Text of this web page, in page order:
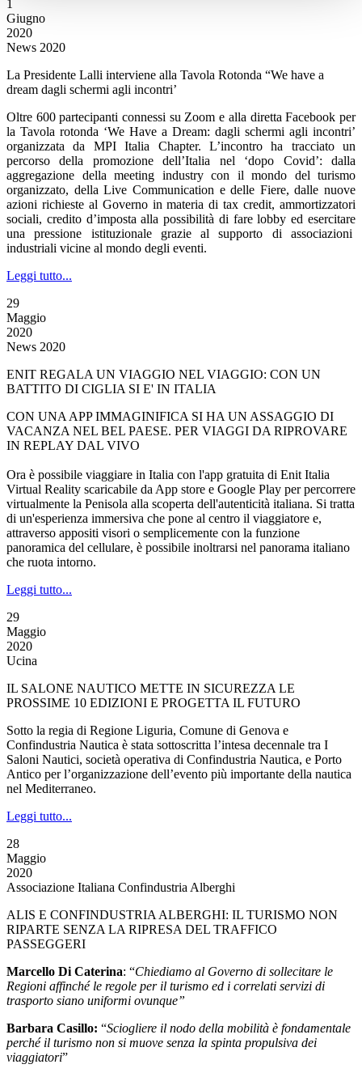
1
Giugno
2020
News 2020
La Presidente Lalli interviene alla Tavola Rotonda “We have a
dream dagli schermi agli incontri’
Oltre 600 partecipanti connessi su Zoom e alla diretta Facebook per
la Tavola rotonda ‘We Have a Dream: dagli schermi agli incontri’
organizzata da MPI Italia Chapter. L’incontro ha tracciato un
percorso della promozione dell’Italia nel ‘dopo Covid’: dalla
aggregazione della meeting industry con il mondo del turismo
organizzato, della Live Communication e delle Fiere, dalle nuove
azioni richieste al Governo in materia di tax credit, ammortizzatori
sociali, credito d’imposta alla possibilità di fare lobby ed esercitare
una pressione istituzionale grazie al supporto di associazioni
industriali vicine al mondo degli eventi.
Leggi tutto...
29
Maggio
2020
News 2020
ENIT REGALA UN VIAGGIO NEL VIAGGIO: CON UN
BATTITO DI CIGLIA SI E' IN ITALIA
CON UNA APP IMMAGINIFICA SI HA UN ASSAGGIO DI
VACANZA NEL BEL PAESE. PER VIAGGI DA RIPROVARE
IN REPLAY DAL VIVO
Ora è possibile viaggiare in Italia con l'app gratuita di Enit Italia
Virtual Reality scaricabile da App store e Google Play per percorrere
virtualmente la Penisola alla scoperta dell'autenticità italiana. Si tratta
di un'esperienza immersiva che pone al centro il viaggiatore e,
attraverso appositi visori o semplicemente con la funzione
panoramica del cellulare, è possibile inoltrarsi nel panorama italiano
che ruota intorno.
Leggi tutto...
29
Maggio
2020
Ucina
IL SALONE NAUTICO METTE IN SICUREZZA LE
PROSSIME 10 EDIZIONI E PROGETTA IL FUTURO
Sotto la regia di Regione Liguria, Comune di Genova e
Confindustria Nautica è stata sottoscritta l’intesa decennale tra I
Saloni Nautici, società operativa di Confindustria Nautica, e Porto
Antico per l’organizzazione dell’evento più importante della nautica
nel Mediterraneo.
Leggi tutto...
28
Maggio
2020
Associazione Italiana Confindustria Alberghi
ALIS E CONFINDUSTRIA ALBERGHI: IL TURISMO NON
RIPARTE SENZA LA RIPRESA DEL TRAFFICO
PASSEGGERI
Marcello Di Caterina: “Chiediamo al Governo di sollecitare le
Regioni affinché le regole per il turismo ed i correlati servizi di
trasporto siano uniformi ovunque”
Barbara Casillo: “Sciogliere il nodo della mobilità è fondamentale
perché il turismo non si muove senza la spinta propulsiva dei
viaggiatori”